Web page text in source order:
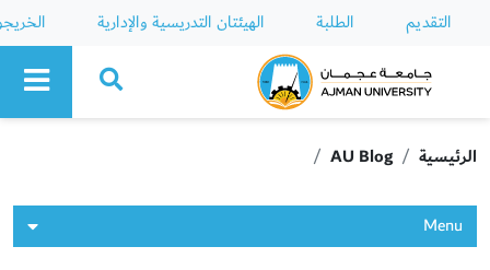
التقديم الطلبة الهيئتان التدريسية والإدارية
Ajman University
الرئيسية AU Blog
Menu